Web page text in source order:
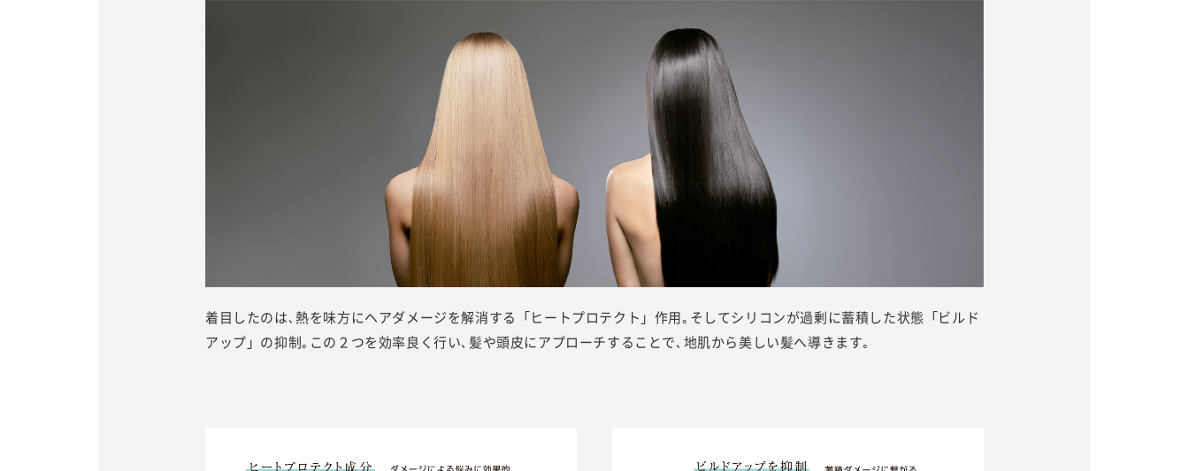
着目したのは､熱を味方にヘアダメージを解消する「ヒートプロテクト」作用｡そしてシリコンが過剰に蓄積した状態「ビルド
アップ」の抑制｡この２つを効率良く行い､髪や頭皮にアプローチすることで､地肌から美しい髪へ導きます｡